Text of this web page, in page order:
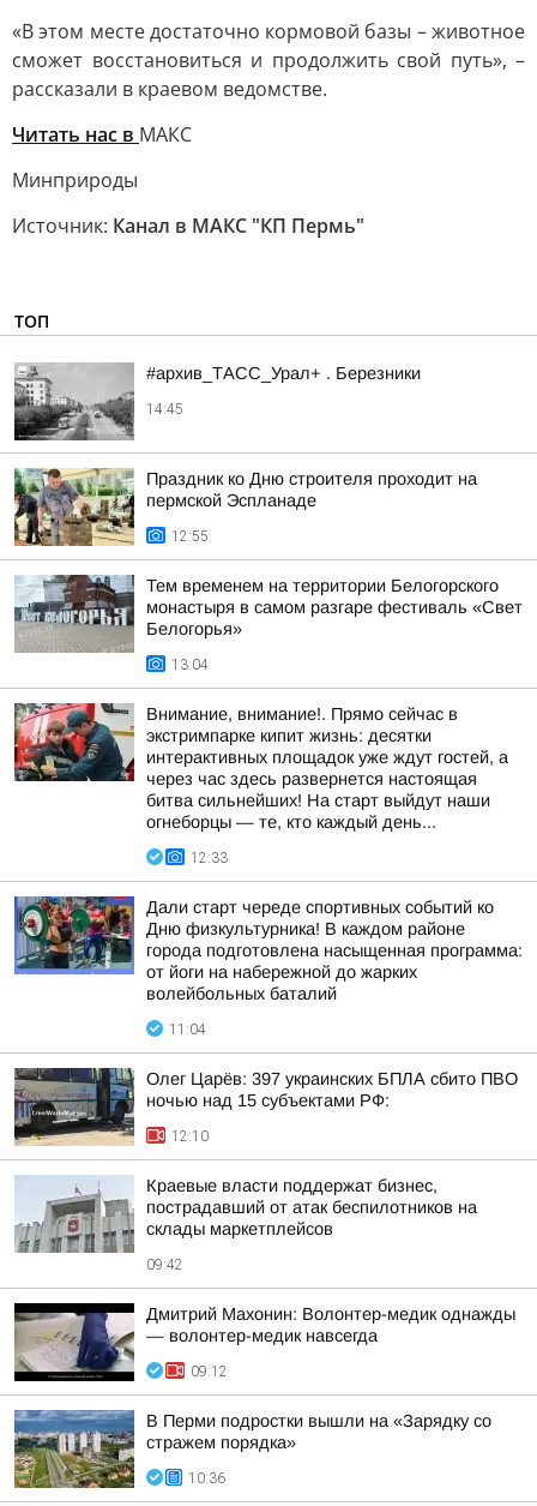
«В этом месте достаточно кормовой базы – животное
сможет восстановиться и продолжить свой путь», –
рассказали в краевом ведомстве.
Читать нас в МАКС
Минприроды
Источник: Канал в МАКС "КП Пермь"
ТОП
#архив_ТАСС_Урал+ . Березники
14:45
Праздник ко Дню строителя проходит на
пермской Эспланаде
12:55
Тем временем на территории Белогорского
монастыря в самом разгаре фестиваль «Свет
Белогорья»
13:04
Внимание, внимание!. Прямо сейчас в
экстримпарке кипит жизнь: десятки
интерактивных площадок уже ждут гостей, а
через час здесь развернется настоящая
битва сильнейших! На старт выйдут наши
огнеборцы — те, кто каждый день...
12:33
Дали старт череде спортивных событий ко
Дню физкультурника! В каждом районе
города подготовлена насыщенная программа:
от йоги на набережной до жарких
волейбольных баталий
11:04
Олег Царёв: 397 украинских БПЛА сбито ПВО
ночью над 15 субъектами РФ:
12:10
Краевые власти поддержат бизнес,
пострадавший от атак беспилотников на
склады маркетплейсов
09:42
Дмитрий Махонин: Волонтер-медик однажды
— волонтер-медик навсегда
09:12
В Перми подростки вышли на «Зарядку со
стражем порядка»
10:36